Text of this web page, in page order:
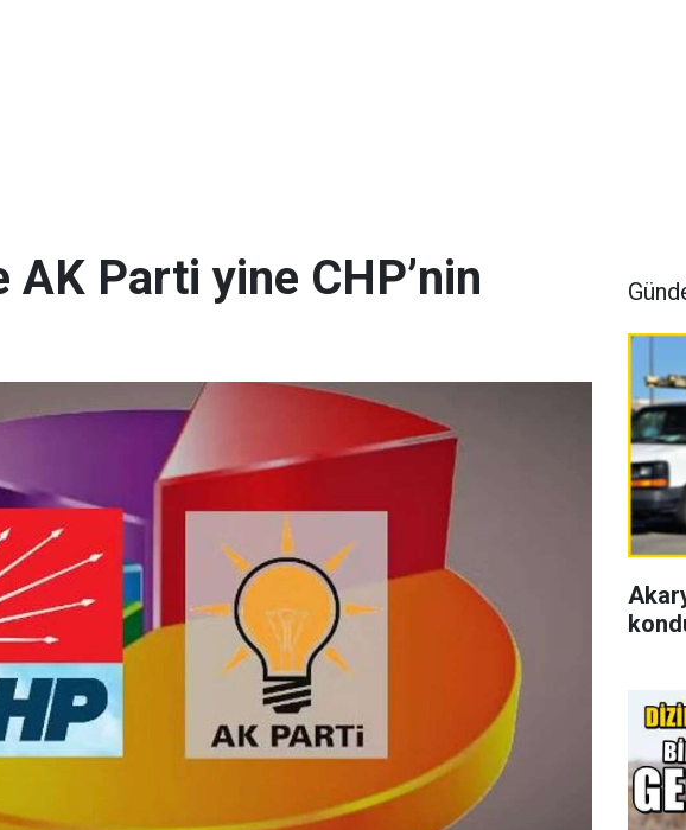
AK Parti yine CHP’nin